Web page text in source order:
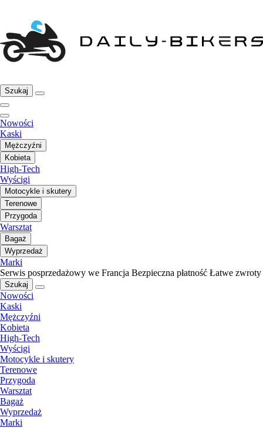
Szukaj
Nowości
Kaski
Mężczyźni
Kobieta
High-Tech
Wyścigi
Motocykle i skutery
Terenowe
Przygoda
Warsztat
Bagaż
Wyprzedaż
Marki
Serwis posprzedażowy we Francja Bezpieczna płatność Łatwe zwroty
Szukaj
Nowości
Kaski
Mężczyźni
Kobieta
High-Tech
Wyścigi
Motocykle i skutery
Terenowe
Przygoda
Warsztat
Bagaż
Wyprzedaż
Marki